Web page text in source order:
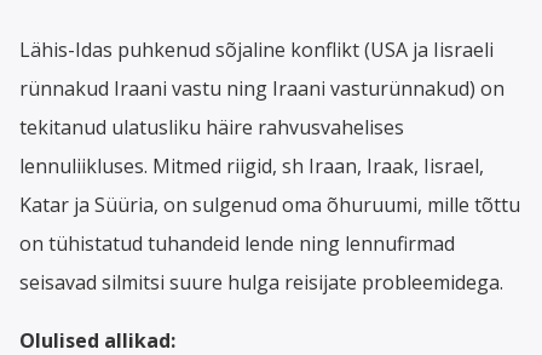
Lähis-Idas puhkenud sõjaline konflikt (USA ja Iisraeli
rünnakud Iraani vastu ning Iraani vasturünnakud) on
tekitanud ulatusliku häire rahvusvahelises
lennuliikluses. Mitmed riigid, sh Iraan, Iraak, Iisrael,
Katar ja Süüria, on sulgenud oma õhuruumi, mille tõttu
on tühistatud tuhandeid lende ning lennufirmad
seisavad silmitsi suure hulga reisijate probleemidega.
Olulised allikad: